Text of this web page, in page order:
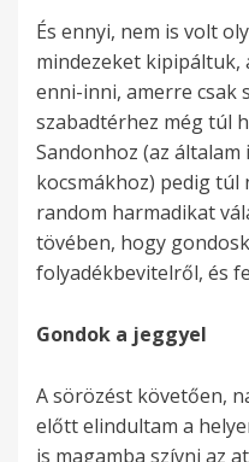
És ennyi, nem is volt
mindezeket
enni-inni, amerre csak
szabadtérhez még túl
Sandonhoz (az
kocsmákhoz) pedig
random harmadikat
tövében, hogy
folyadékbevitelről, és
Gondok a jeggyel
A sörözést követően,
előtt elindultam a
is magamba szívni az